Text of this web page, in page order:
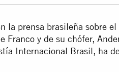
la prensa brasileña sobre
Franco y de su chófer,
Internacional Brasil, ha